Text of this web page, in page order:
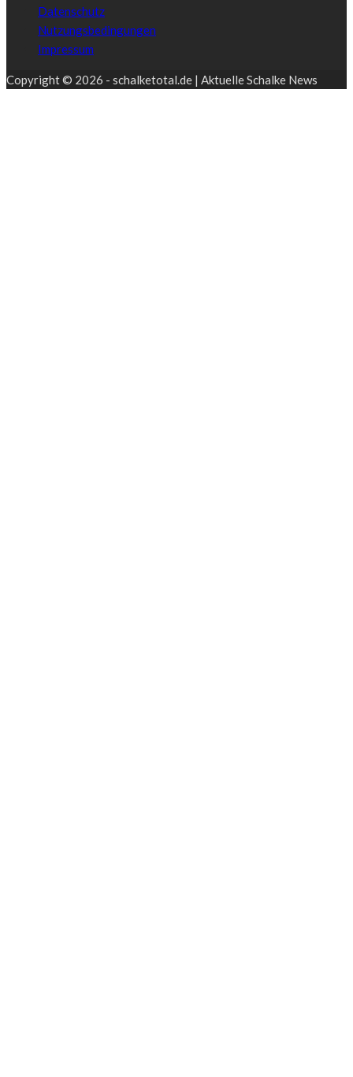
Datenschutz
Nutzungsbedingungen
Impressum
Copyright © 2026 - schalketotal.de | Aktuelle Schalke News